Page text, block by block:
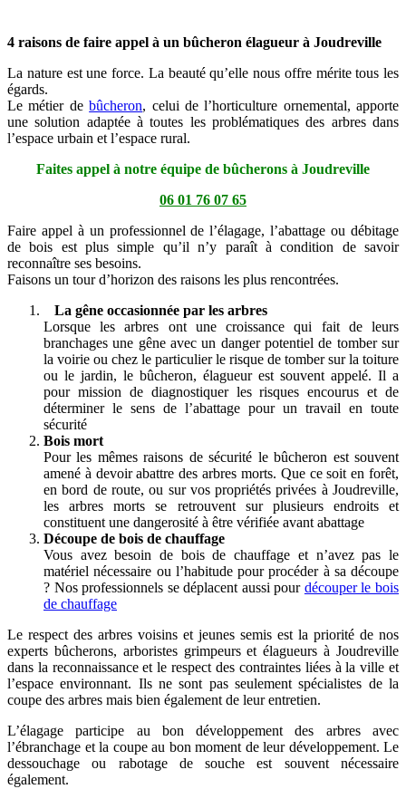
4 raisons de faire appel à un bûcheron élagueur à Joudreville
La nature est une force. La beauté qu’elle nous offre mérite tous les
égards.
Le métier debûcheron, celui de l’horticulture ornemental, apporte
une solution adaptée à toutes les problématiques des arbres dans
l’espace urbain et l’espace rural.
Faites appel à notre équipe de bûcherons à Joudreville
06 01 76 07 65
Faire appel à un professionnel de l’élagage, l’abattage ou débitage
de bois est plus simple qu’il n’y paraît à condition de savoir
reconnaître ses besoins.
Faisons un tour d’horizon des raisons les plus rencontrées.
La gêne occasionnée par les arbres
Lorsque les arbres ont une croissance qui fait de leurs
branchages une gêne avec un danger potentiel de tomber sur
la voirie ou chez le particulier le risque de tomber sur la toiture
ou le jardin, le bûcheron, élagueur est souvent appelé. Il a
pour mission de diagnostiquer les risques encourus et de
déterminer le sens de l’abattage pour un travail en toute
sécurité
Bois mort
Pour les mêmes raisons de sécurité le bûcheron est souvent
amené à devoir abattre des arbres morts. Que ce soit en forêt,
en bord de route, ou sur vos propriétés privées à Joudreville,
les arbres morts se retrouvent sur plusieurs endroits et
constituent une dangerosité à être vérifiée avant abattage
Découpe de bois de chauffage
Vous avez besoin de bois de chauffage et n’avez pas le
matériel nécessaire ou l’habitude pour procéder à sa découpe
? Nos professionnels se déplacent aussi pour découper le bois
de chauffage
Le respect des arbres voisins et jeunes semis est la priorité de nos
experts bûcherons, arboristes grimpeurs et élagueurs à Joudreville
dans la reconnaissance et le respect des contraintes liées à la ville et
l’espace environnant. Ils ne sont pas seulement spécialistes de la
coupe des arbres mais bien également de leur entretien.
L’élagage participe au bon développement des arbres avec
l’ébranchage et la coupe au bon moment de leur développement. Le
dessouchage ou rabotage de souche est souvent nécessaire
également.